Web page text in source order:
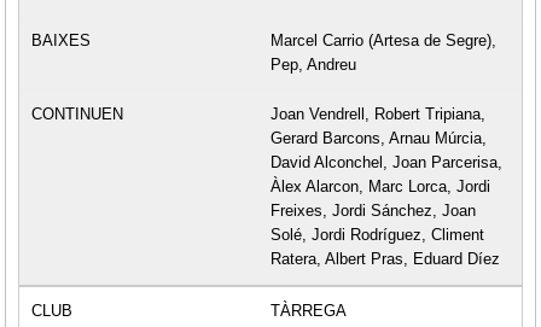
Marcel Carrio (Artesa de Segre),
Pep, Andreu
Joan Vendrell, Robert Tripiana,
Gerard Barcons, Arnau Múrcia,
David Alconchel, Joan Parcerisa,
Àlex Alarcon, Marc Lorca, Jordi
Freixes, Jordi Sánchez, Joan
Solé, Jordi Rodríguez, Climent
Ratera, Albert Pras, Eduard Díez
TÀRREGA